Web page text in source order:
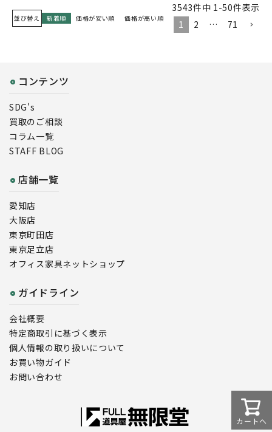
並び替え 新着順 価格が安い順 価格が高い順
3543件中 1 -50件表示
1
2 … 71
カートへ
コンテンツ
SDG's
買取のご相談
コラム一覧
STAFF BLOG
店舗一覧
愛知店
大阪店
東京町田店
東京足立店
オフィス家具ネットショップ
ガイドライン
会社概要
特定商取引に基づく表示
個人情報の取り扱いについて
お買い物ガイド
お問い合わせ